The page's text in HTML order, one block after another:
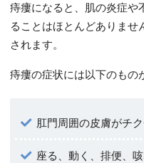
痔瘻になると、肌の炎症や
ることはほとんどありま
されます。
痔瘻の症状には以下のもの
肛門周囲の皮膚がチ
座る、動く、排便、